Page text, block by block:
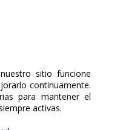
Today is Lunes,
sitio funcione
continuamente.
para mantener el
activas.